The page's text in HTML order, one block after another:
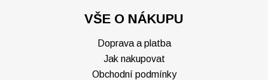
VŠE O NÁKUPU
Doprava a platba
Jak nakupovat
Obchodní podmínky